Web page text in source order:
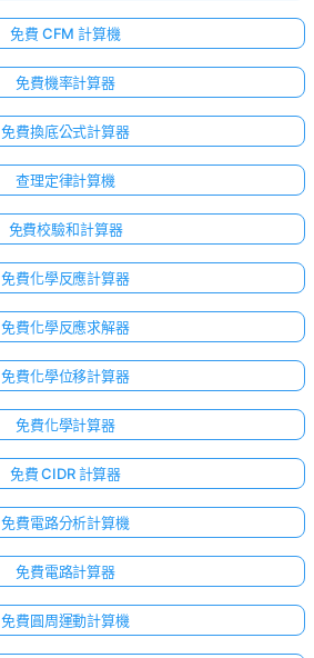
免費 CFM 計算機
免費機率計算器
免費換底公式計算器
查理定律計算機
免費校驗和計算器
免費化學反應計算器
免費化學反應求解器
免費化學位移計算器
免費化學計算器
免費 CIDR 計算器
免費電路分析計算機
免費電路計算器
免費圓周運動計算機